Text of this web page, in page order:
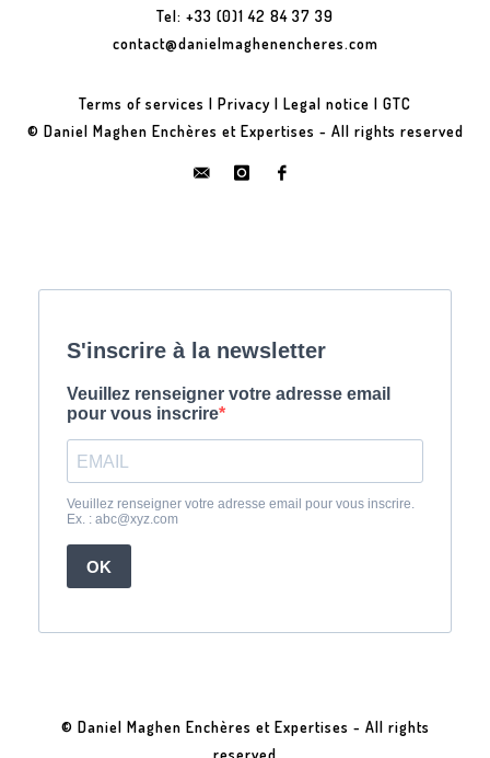
Tel: +33 (0)1 42 84 37 39
contact@danielmaghenencheres.com
Terms of services | Privacy | Legal notice | GTC
© Daniel Maghen Enchères et Expertises - All rights reserved
© Daniel Maghen Enchères et Expertises - All rights